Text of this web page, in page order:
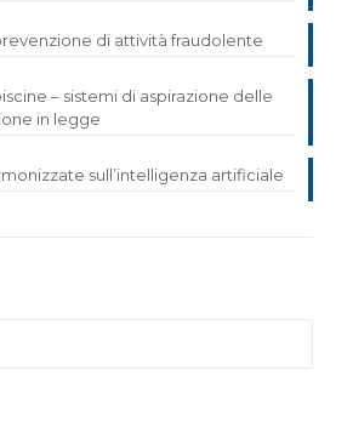
di attività fraudolente
– sistemi di aspirazione delle
in legge
sull’intelligenza artificiale